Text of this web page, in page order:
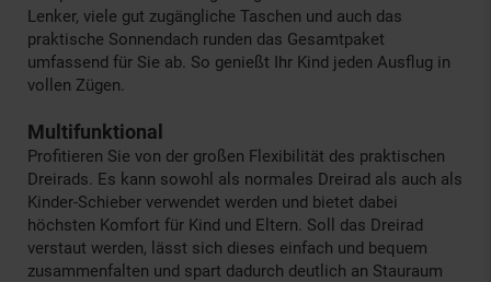
Lenker, viele gut zugängliche Taschen und auch das
praktische Sonnendach runden das Gesamtpaket
umfassend für Sie ab. So genießt Ihr Kind jeden Ausflug in
vollen Zügen.
Multifunktional
Profitieren Sie von der großen Flexibilität des praktischen
Dreirads. Es kann sowohl als normales Dreirad als auch als
Kinder-Schieber verwendet werden und bietet dabei
höchsten Komfort für Kind und Eltern. Soll das Dreirad
verstaut werden, lässt sich dieses einfach und bequem
zusammenfalten und spart dadurch deutlich an Stauraum